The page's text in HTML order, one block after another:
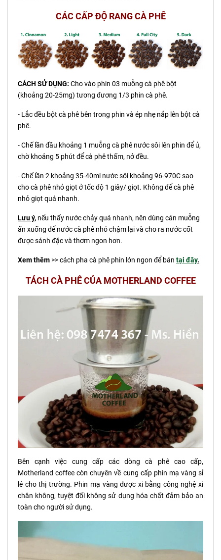
CÁC CẤP ĐỘ RANG CÀ PHÊ
CÁCH SỬ DỤNG: Cho vào phin 03 muỗng cà phê bột
(khoảng 20-25mg) tương đương 1/3 phin cà phê.
- Lắc đều bột cà phê bên trong phin và ép nhẹ nắp lên bột cà
phê.
- Chế lần đầu khoảng 1 muỗng cà phê nước sôi lên phin để ủ,
chờ khoảng 5 phút để cà phê thấm, nở đều.
- Chế lần 2 khoảng 35-40ml nước sôi khoảng 96-970C sao
cho cà phê nhỏ giọt ở tốc độ 1 giây/ giọt. Không để cà phê
nhỏ giọt quá nhanh.
Lưu ý, nếu thấy nước chảy quá nhanh, nên dùng cán muỗng
ấn xuống để nước cà phê nhỏ chậm lại và cho ra nước cốt
được sánh đặc và thơm ngon hơn.
Xem thêm >> cách pha cà phê phin lớn ngon để bán tại đây.
TÁCH CÀ PHÊ CỦA MOTHERLAND COFFEE
Bên cạnh việc cung cấp các dòng cà phê cao cấp,
Motherland coffee còn chuyên về cung cấp phin mạ vàng sỉ
lẻ cho thị trường. Phin mạ vàng được xi bằng công nghệ xi
chân không, tuyệt đối không sử dụng hóa chất đảm bảo an
toàn cho người sử dụng.